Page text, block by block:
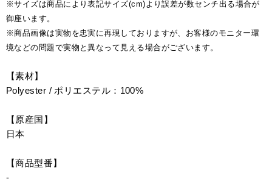
※サイズは商品により表記サイズ(cm)より誤差が数センチ出る場合が
御座います。
※商品画像は実物を忠実に再現しておりますが、お客様のモニター環
境などの問題で実物と異なって見える場合がございます。
【素材】
Polyester / ポリエステル：100%
【原産国】
日本
【商品型番】
-